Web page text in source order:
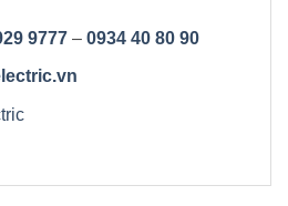
9777 – 0934 40 80 90